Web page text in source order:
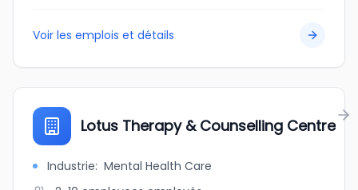
Voir les emplois et détails
Lotus Therapy & Counselling Centre
Industrie: Mental Health Care